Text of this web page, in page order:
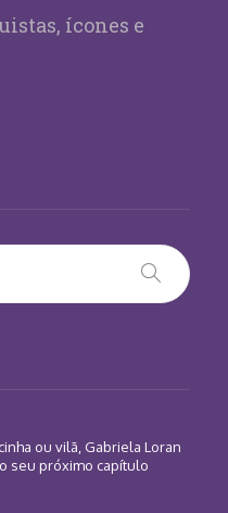
ícones e
ou vilã, Gabriela Loran
seu próximo capítulo